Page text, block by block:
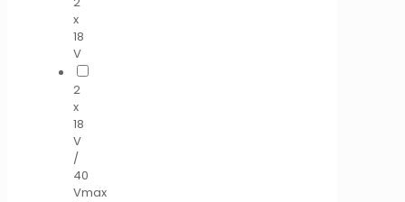
x
18
V
2
x
18
V
/
40
Vmax